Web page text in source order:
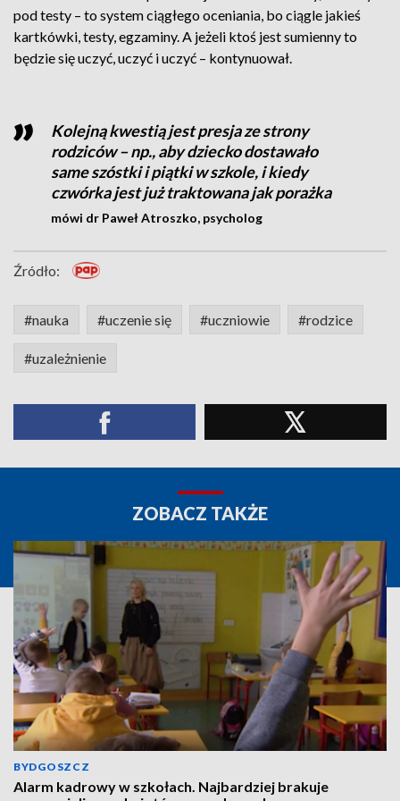
pod testy – to system ciągłego oceniania, bo ciągle jakieś
kartkówki, testy, egzaminy. A jeżeli ktoś jest sumienny to
będzie się uczyć, uczyć i uczyć – kontynuował.
Kolejną kwestią jest presja ze strony
rodziców – np., aby dziecko dostawało
same szóstki i piątki w szkole, i kiedy
czwórka jest już traktowana jak porażka
mówi dr Paweł Atroszko, psycholog
Źródło:
#nauka #uczenie się #uczniowie #rodzice
#uzależnienie
ZOBACZ TAKŻE
BYDGOSZCZ
Alarm kadrowy w szkołach. Najbardziej brakuje